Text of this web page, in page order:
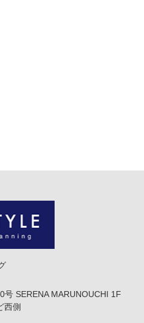
号 SERENA MARUNOUCHI 1F
西側